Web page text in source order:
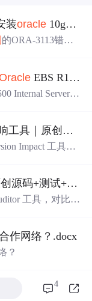
装oracle 10g错误
的ORA-3113错
Oracle EBS R12登录页面无法打开。
Internal Server E
Next.js渲染边界审计版本变更影响工具｜原创源码+测试+离线报告
Impact 工具，
识别变更影响。
可复现合成示
不包含热点产品
、生产日志或其
Flash模型版本缓存兼容工具｜原创源码+测试+离线报告
工具，对比两
告、1080×720
功能清单、MIT
作网络？.docx
？
4